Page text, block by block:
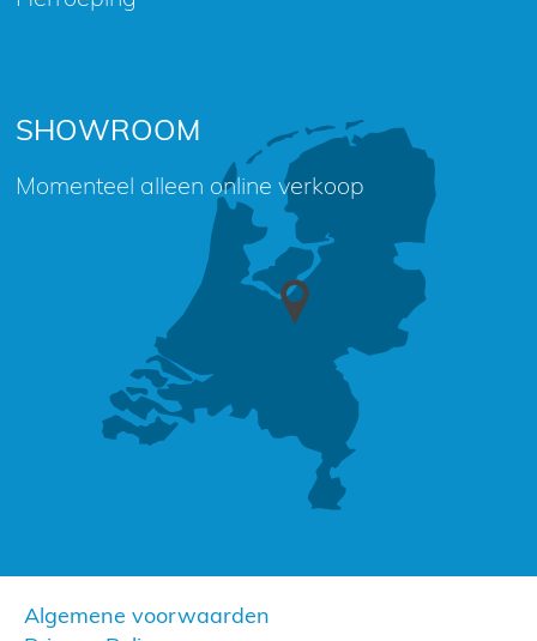
SHOWROOM
Momenteel alleen online verkoop
Algemene voorwaarden